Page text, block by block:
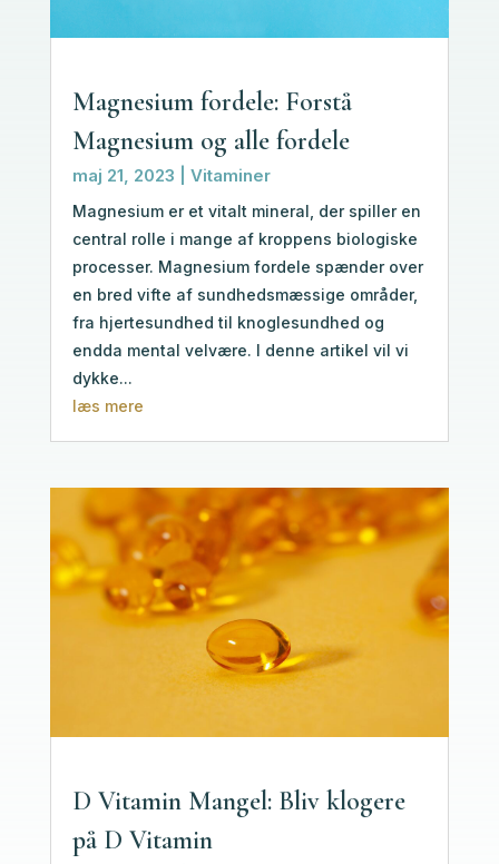
Magnesium fordele: Forstå
Magnesium og alle fordele
maj 21, 2023 Vitaminer
Magnesium er et vitalt mineral, der spiller en
central rolle i mange af kroppens biologiske
processer. Magnesium fordele spænder over
en bred vifte af sundhedsmæssige områder,
fra hjertesundhed til knoglesundhed og
endda mental velvære. I denne artikel vil vi
dykke...
læs mere
D Vitamin Mangel: Bliv klogere
på D Vitamin